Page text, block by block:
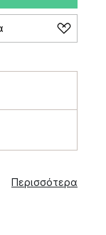
Περισσότερα